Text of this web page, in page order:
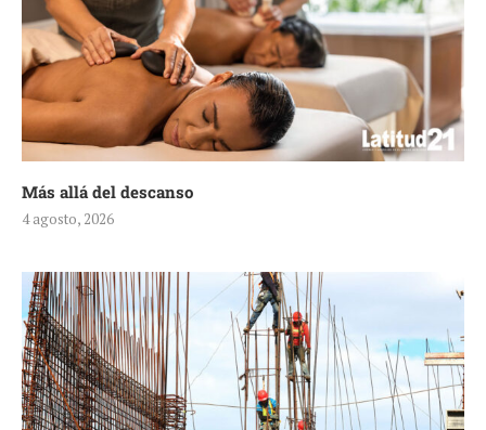
Más allá del descanso
4 agosto, 2026